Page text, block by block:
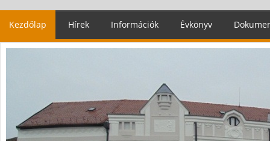
Kezdőlap Hírek Információk Évkönyv